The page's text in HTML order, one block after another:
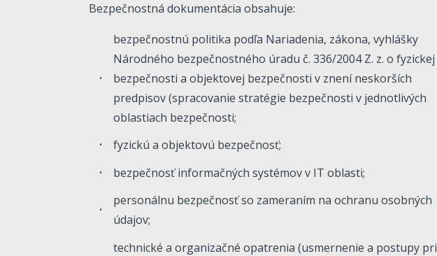
Bezpečnostná dokumentácia obsahuje:
bezpečnostnú politika podľa Nariadenia, zákona, vyhlášky
Národného bezpečnostného úradu č. 336/2004 Z. z. o fyzickej
bezpečnosti a objektovej bezpečnosti v znení neskorších
predpisov (spracovanie stratégie bezpečnosti v jednotlivých
oblastiach bezpečnosti;
fyzickú a objektovú bezpečnosť;
bezpečnosť informačných systémov v IT oblasti;
personálnu bezpečnosť so zameraním na ochranu osobných
údajov;
technické a organizačné opatrenia (usmernenie a postupy pri